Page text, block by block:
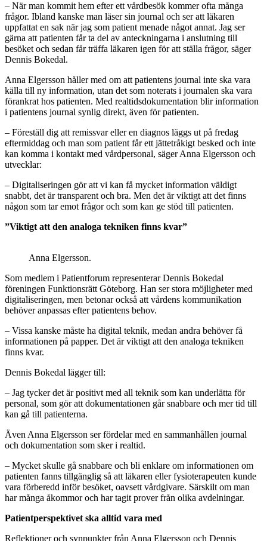
– När man kommit hem efter ett vårdbesök kommer ofta många
frågor. Ibland kanske man läser sin journal och ser att läkaren
uppfattat en sak när jag som patient menade något annat. Jag ser
gärna att patienten får ta del av anteckningarna i anslutning till
besöket och sedan får träffa läkaren igen för att ställa frågor, säger
Dennis Bokedal.
Anna Elgersson håller med om att patientens journal inte ska vara
källa till ny information, utan det som noterats i journalen ska vara
förankrat hos patienten. Med realtidsdokumentation blir information
i patientens journal synlig direkt, även för patienten.
– Föreställ dig att remissvar eller en diagnos läggs ut på fredag
eftermiddag och man som patient får ett jättetråkigt besked och inte
kan komma i kontakt med vårdpersonal, säger Anna Elgersson och
utvecklar:
– Digitaliseringen gör att vi kan få mycket information väldigt
snabbt, det är transparent och bra. Men det är viktigt att det finns
någon som tar emot frågor och som kan ge stöd till patienten.
”Viktigt att den analoga tekniken finns kvar”
Anna Elgersson.
Som medlem i Patientforum representerar Dennis Bokedal
föreningen Funktionsrätt Göteborg. Han ser stora möjligheter med
digitaliseringen, men betonar också att vårdens kommunikation
behöver anpassas efter patientens behov.
– Vissa kanske måste ha digital teknik, medan andra behöver få
informationen på papper. Det är viktigt att den analoga tekniken
finns kvar.
Dennis Bokedal lägger till:
– Jag tycker det är positivt med all teknik som kan underlätta för
personal, som gör att dokumentationen går snabbare och mer tid till
kan gå till patienterna.
Även Anna Elgersson ser fördelar med en sammanhållen journal
och dokumentation som sker i realtid.
– Mycket skulle gå snabbare och bli enklare om informationen om
patienten fanns tillgänglig så att läkaren eller fysioterapeuten kunde
vara förberedd inför besöket, oavsett vårdgivare. Särskilt om man
har många åkommor och har tagit prover från olika avdelningar.
Patientperspektivet ska alltid vara med
Reflektioner och synpunkter från Anna Elgersson och Dennis